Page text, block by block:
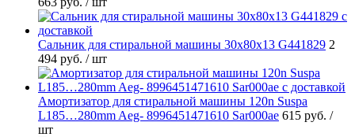
Cальник для стиральной машины 30x80x13 G441829 2
494 руб. / шт
Амортизатор для стиральной машины 120n Suspa
L185…280mm Aeg- 8996451471610 Sar000ae 615 руб. /
шт